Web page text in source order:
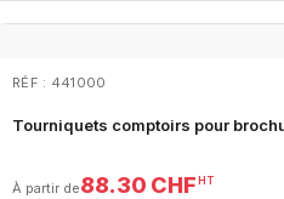
RÉF : 441000
Tourniquets comptoirs pour
À partir de88.30 CHF HT